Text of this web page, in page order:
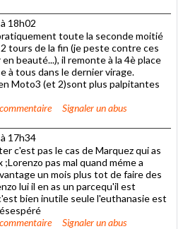
18h02
toute la seconde moitié
tours de la fin (je peste contre ces
beauté...), il remonte à la 4è place
à tous dans le dernier virage.
Moto3 (et 2)sont plus palpitantes
Signaler un abus
17h34
c'est pas le cas de Marquez qui as
pas mal quand méme a
un mois plus tot de faire des
lui il en as un parcequ'il est
bien inutile seule l'euthanasie est
Signaler un abus